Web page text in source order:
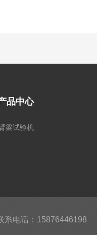
品中心
梁试验机
系电话：15876446198